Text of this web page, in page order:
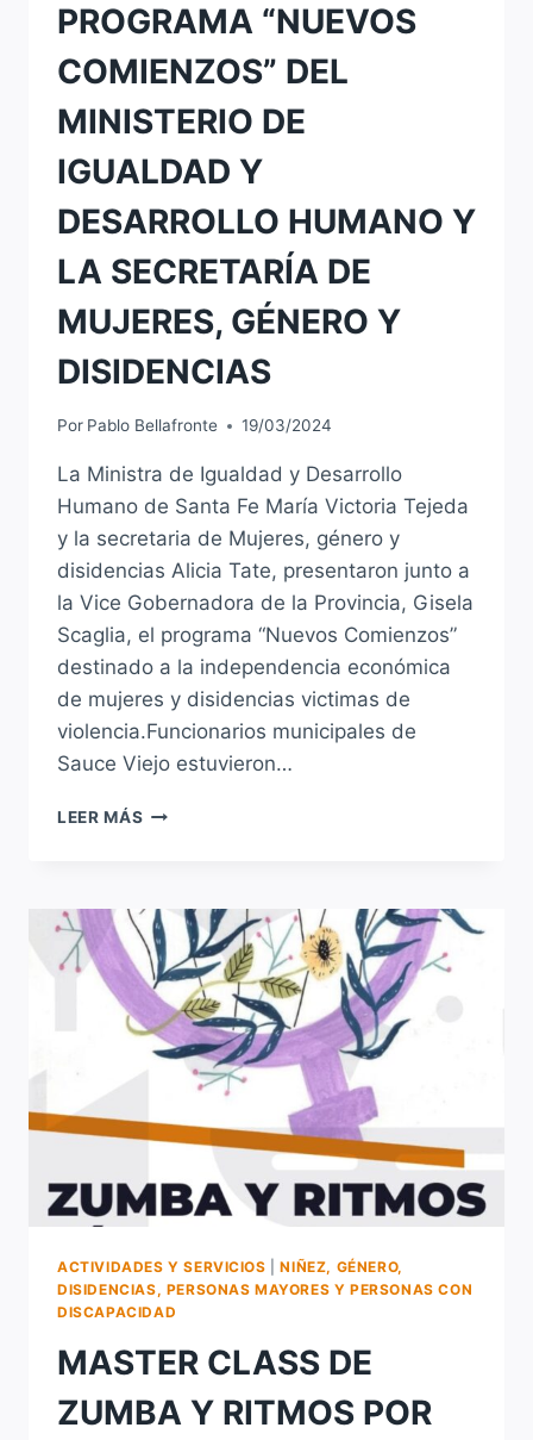
BARRIO
SAN
CAYETANO.
PROGRAMA “NUEVOS
COMIENZOS” DEL
MINISTERIO DE
IGUALDAD Y
DESARROLLO HUMANO Y
LA SECRETARÍA DE
MUJERES, GÉNERO Y
DISIDENCIAS
Por Pablo Bellafronte 19/03/2024
La Ministra de Igualdad y Desarrollo
Humano de Santa Fe María Victoria Tejeda
y la secretaria de Mujeres, género y
disidencias Alicia Tate, presentaron junto a
la Vice Gobernadora de la Provincia, Gisela
Scaglia, el programa “Nuevos Comienzos”
destinado a la independencia económica
de mujeres y disidencias victimas de
violencia.Funcionarios municipales de
Sauce Viejo estuvieron…
LEER MÁS SE
“NUEVOS
COMIENZOS”
DEL
MINISTERIO
IGUALDAD
Y
DESARROLLO
Y
SECRETARÍA
DE
GÉNERO
Y
DISIDENCIAS
ACTIVIDADES Y SERVICIOS |NIÑEZ, GÉNERO,
DISIDENCIAS, PERSONAS MAYORES Y PERSONAS CON
DISCAPACIDAD
MASTER CLASS DE
ZUMBA Y RITMOS POR